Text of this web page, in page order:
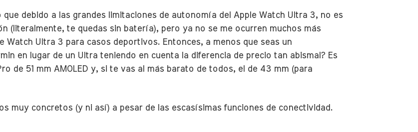
debido a las grandes limitaciones de autonomía del Apple Watch Ultra 3, no es
(literalmente, te quedas sin batería), pero ya no se me ocurren muchos más
Watch Ultra 3 para casos deportivos. Entonces, a menos que seas un
en lugar de un Ultra teniendo en cuenta la diferencia de precio tan abismal? Es
de 51 mm AMOLED y, si te vas al más barato de todos, el de 43 mm (para
muy concretos (y ni así) a pesar de las escasísimas funciones de conectividad.